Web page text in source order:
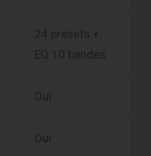
24 presets +
EQ 10 bandes
Oui
Oui